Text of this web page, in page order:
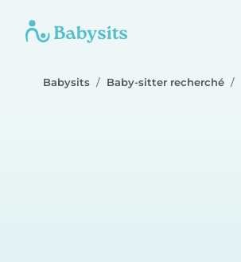
Babysits Baby-sitter recherché